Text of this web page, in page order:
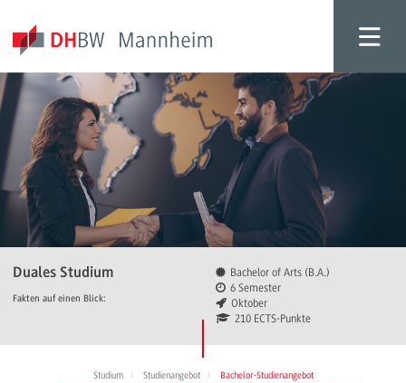
Duales Studium
Fakten auf einen Blick:
Bachelor of Arts (B.A.)
6 Semester
Oktober
210 ECTS-Punkte
Studium Studienangebot
Bachelor-Studienangebot